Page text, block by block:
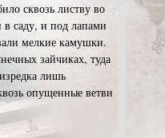
сквозь листву во
в саду, и под лапами
мелкие камушки.
зайчиках, туда
лишь
опущенные ветви